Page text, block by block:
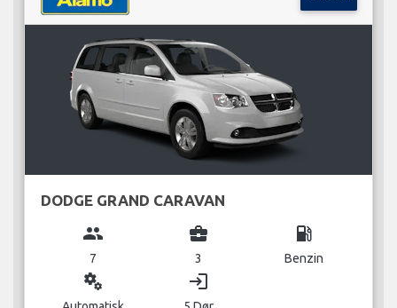
DODGE GRAND CARAVAN
group
7
business_center
3
local_gas_station
Benzin
miscellaneous_services login